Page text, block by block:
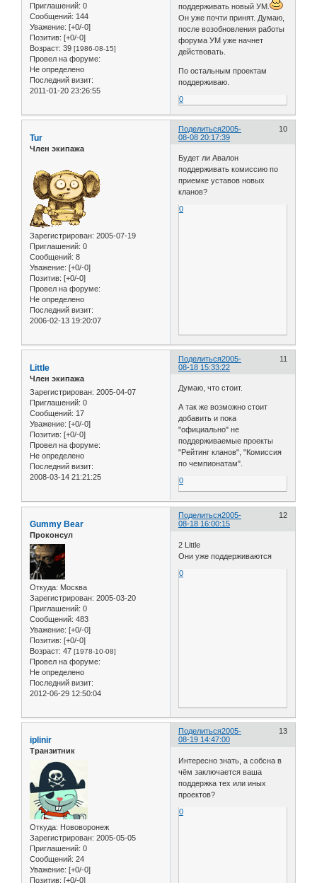
Приглашений: 0
Сообщений: 144
Уважение: [+0/-0]
Позитив: [+0/-0]
Возраст: 39 [1986-08-15]
Провел на форуме:
Не определено
Последний визит:
2011-01-20 23:26:55
поддерживать новый УМ.
Он уже почти принят. Думаю,
после возобновления работы
форума УМ уже начнет
действовать.
По остальным проектам
поддерживаю.
0
Поделиться 10
2005-
08-08 20:17:39
Tur
Член экипажа
Зарегистрирован: 2005-07-19
Приглашений: 0
Сообщений: 8
Уважение: [+0/-0]
Позитив: [+0/-0]
Провел на форуме:
Не определено
Последний визит:
2006-02-13 19:20:07
Будет ли Авалон
поддерживать комиссию по
приемке уставов новых
кланов?
0
Поделиться 11
2005-
08-18 15:33:22
Little
Член экипажа
Зарегистрирован: 2005-04-07
Приглашений: 0
Сообщений: 17
Уважение: [+0/-0]
Позитив: [+0/-0]
Провел на форуме:
Не определено
Последний визит:
2008-03-14 21:21:25
Думаю, что стоит.
А так же возможно стоит
добавить и пока
"официально" не
поддерживаемые проекты
"Рейтинг кланов", "Комиссия
по чемпионатам".
0
Поделиться 12
2005-
08-18 16:00:15
Gummy Bear
Проконсул
Откуда: Москва
Зарегистрирован: 2005-03-20
Приглашений: 0
Сообщений: 483
Уважение: [+0/-0]
Позитив: [+0/-0]
Возраст: 47 [1978-10-08]
Провел на форуме:
Не определено
Последний визит:
2012-06-29 12:50:04
2 Little
Они уже поддерживаются
0
Поделиться 13
2005-
08-19 14:47:00
iplinir
Транзитник
Откуда: Нововоронеж
Зарегистрирован: 2005-05-05
Приглашений: 0
Сообщений: 24
Уважение: [+0/-0]
Позитив: [+0/-0]
Интересно знать, а собсна в
чём заключается ваша
поддержка тех или иных
проектов?
0